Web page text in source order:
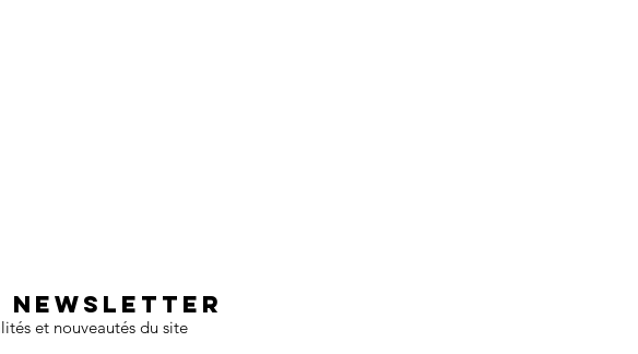
newsletter
et nouveautés du site